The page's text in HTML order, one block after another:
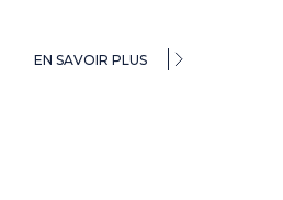
EN SAVOIR PLUS